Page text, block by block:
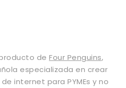
de Four Penguins,
especializada en crear
internet para PYMEs y no